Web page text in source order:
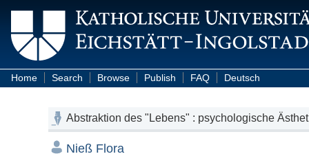
Home Search Browse Publish FAQ Deutsch
Abstraktion des "Lebens" : psychologische
Nieß Flora